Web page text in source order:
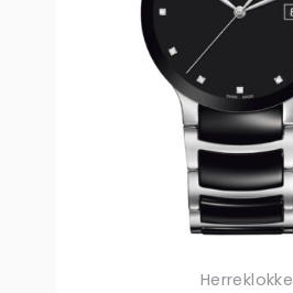
Herreklokke